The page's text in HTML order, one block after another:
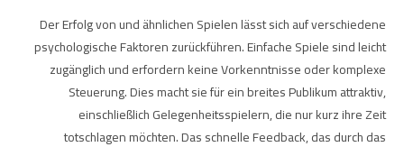
Der Erfolg vonund ähnlichen Spielen lässt sich auf verschiedene
psychologische Faktoren zurückführen. Einfache Spiele sind leicht
zugänglich und erfordern keine Vorkenntnisse oder komplexe
Steuerung. Dies macht sie für ein breites Publikum attraktiv,
einschließlich Gelegenheitsspielern, die nur kurz ihre Zeit
totschlagen möchten. Das schnelle Feedback, das durch das